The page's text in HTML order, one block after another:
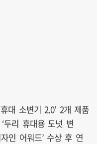
대 소변기 2.0’ 2개 제품
두리 휴대용 도넛 변
인 어워드’ 수상 후 연